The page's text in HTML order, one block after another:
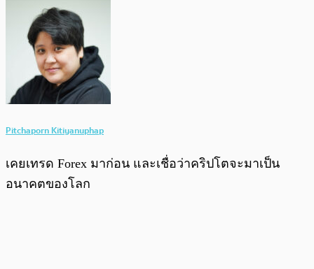
Pitchaporn Kitiyanuphap
เคยเทรด Forex มาก่อน และเชื่อว่าคริปโตจะมาเป็น
อนาคตของโลก